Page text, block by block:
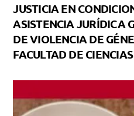
JUSTICIA EN
ASISTENCIA JURÍDICA
DE VIOLENCIA DE
FACULTAD DE